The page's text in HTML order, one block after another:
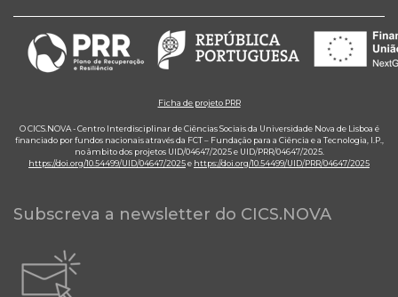
Ficha de projeto PRR
O CICS.NOVA - Centro Interdisciplinar de Ciências Sociais da Universidade Nova de Lisboa é
financiado por fundos nacionais através da FCT – Fundação para a Ciência e a Tecnologia, I.P.,
no âmbito dos projetos UID/04647/2025 e UID/PRR/04647/2025.
https://doi.org/10.54499/UID/04647/2025e https://doi.org/10.54499/UID/PRR/04647/2025
Subscreva a newsletter do CICS.NOVA